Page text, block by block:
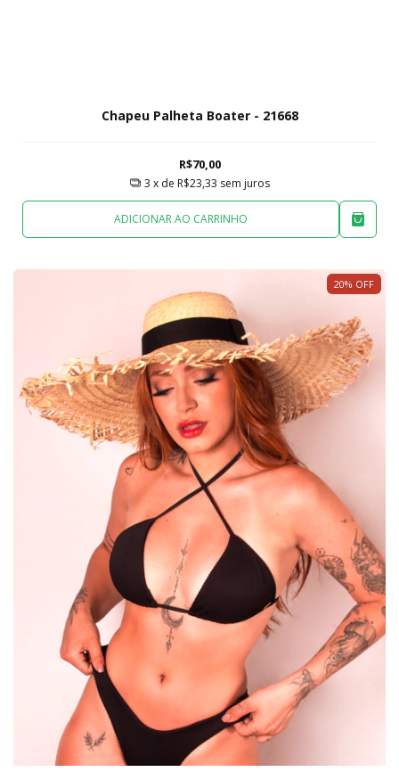
Chapeu Palheta Boater - 21668
R$70,00
3 x de R$23,33 sem juros
ADICIONAR AO CARRINHO
20% OFF